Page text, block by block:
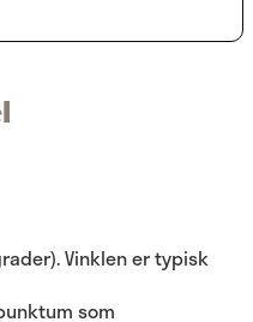
Vinklen er typisk
som